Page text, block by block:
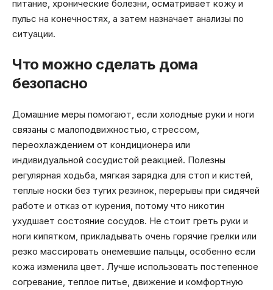
питание, хронические болезни, осматривает кожу и
пульс на конечностях, а затем назначает анализы по
ситуации.
Что можно сделать дома
безопасно
Домашние меры помогают, если холодные руки и ноги
связаны с малоподвижностью, стрессом,
переохлаждением от кондиционера или
индивидуальной сосудистой реакцией. Полезны
регулярная ходьба, мягкая зарядка для стоп и кистей,
теплые носки без тугих резинок, перерывы при сидячей
работе и отказ от курения, потому что никотин
ухудшает состояние сосудов. Не стоит греть руки и
ноги кипятком, прикладывать очень горячие грелки или
резко массировать онемевшие пальцы, особенно если
кожа изменила цвет. Лучше использовать постепенное
согревание, теплое питье, движение и комфортную